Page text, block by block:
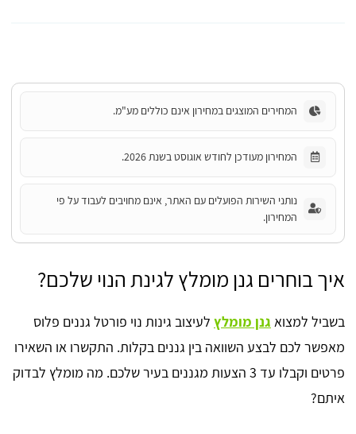
המחירים המוצגים במחירון אינם כוללים מע"מ.
המחירון מעודכן לחודש אוגוסט בשנת 2026.
נותני השירות הפועלים עם האתר, אינם מחויבים לעבוד על פי
המחירון.
איך בוחרים גנן מומלץ לגינת הנוי שלכם?
בשביל למצוא גנן מומלץ לעיצוב גינות נוי פורטל גננים פלוס
מאפשר לכם לבצע השוואה בין גננים בקלות. התקשרו או השאירו
פרטים וקבלו עד 3 הצעות מגננים בעיר שלכם. מה מומלץ לבדוק
איתם?